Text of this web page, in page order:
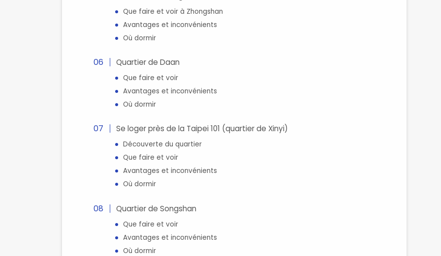
Que faire et voir à Zhongshan
Avantages et inconvénients
Où dormir
Quartier de Daan
Que faire et voir
Avantages et inconvénients
Où dormir
Se loger près de la Taipei 101 (quartier de Xinyi)
Découverte du quartier
Que faire et voir
Avantages et inconvénients
Où dormir
Quartier de Songshan
Que faire et voir
Avantages et inconvénients
Où dormir